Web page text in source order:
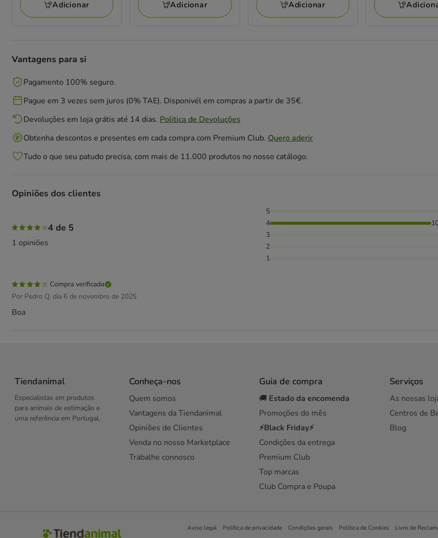
Adicionar Adicionar Adicionar
Vantagens para si
Pagamento 100% seguro.
Pague em 3 vezes sem juros (0% TAE). Disponivél em compras a partir de 35€.
Devoluções em loja grátis até 14 dias. Politica de Devoluções
Obtenha descontos e presentes em cada compra com Premium Club. Quero aderir
Tudo o que seu patudo precisa, com mais de 11.000 produtos no nosso catálogo.
Opiniões dos clientes
4 de 5
1 opiniões
5
4
3
2
1
Compra verificada
Por Pedro Q. dia 6 de novembro de 2025
Boa
Tiendanimal
Especialistas em produtos
para animais de estimação e
uma referência em Portugal.
Conheça-nos
Quem somos
Vantagens da Tiendanimal
Opiniões de Clientes
Venda no nosso Marketplace
Trabalhe connosco
Guia de compra
🚚 Estado da encomenda
Promoções do mês
⚡Black Friday⚡
Condições da entrega
Premium Club
Top marcas
Club Compra e Poupa
Serviços
As nossas
Centros de
Blog
Aviso legal Política de privacidade Condições gerais Política de Cookies Livro de